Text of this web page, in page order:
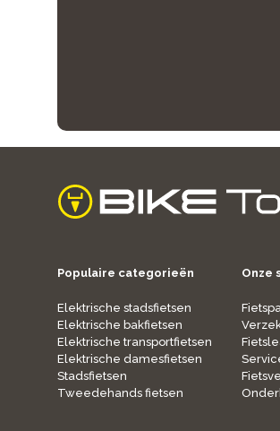
home
Populaire categorieën
Elektrische stadsfietsen
Elektrische bakfietsen
Elektrische transportfietsen
Elektrische damesfietsen
Stadsfietsen
Tweedehands fietsen
Onze